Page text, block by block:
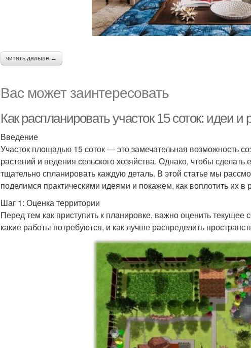
читать дальше →
Вас может заинтересовать
Как распланировать участок 15 соток: идеи и
Введение
Участок площадью 15 соток — это замечательная возможность
растений и ведения сельского хозяйства. Однако, чтобы
тщательно спланировать каждую деталь. В этой статье мы
поделимся практическими идеями и покажем, как воплотить их в
Шаг 1: Оценка территории
Перед тем как приступить к планировке, важно оценить текущее
какие работы потребуются, и как лучше распределить